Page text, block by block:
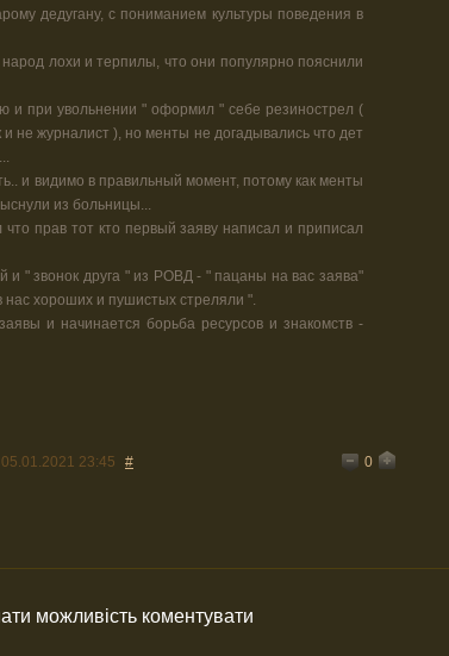
дедугану, с пониманием культуры поведения в
лохи и терпилы, что они популярно пояснили
и при увольнении " оформил " себе резинострел (
не журналист ), но менты не догадывались что дет
и видимо в правильный момент, потому как менты
из больницы...
прав тот кто первый заяву написал и приписал
и " звонок друга " из РОВД - " пацаны на вас заява"
нас хороших и пушистых стреляли ".
и начинается борьба ресурсов и знакомств -
05.01.2021 23:45 #
0
можливість коментувати